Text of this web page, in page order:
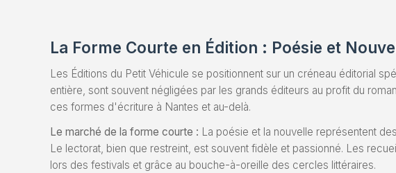
La Forme Courte en Édition : Poésie et
Les Éditions du Petit Véhicule se positionnent sur un créneau éditorial
entière, sont souvent négligées par les grands éditeurs au profit du
ces formes d'écriture à Nantes et au-delà.
Le marché de la forme courte : La poésie et la nouvelle représentent
Le lectorat, bien que restreint, est souvent fidèle et passionné. Les
lors des festivals et grâce au bouche-à-oreille des cercles littéraires.